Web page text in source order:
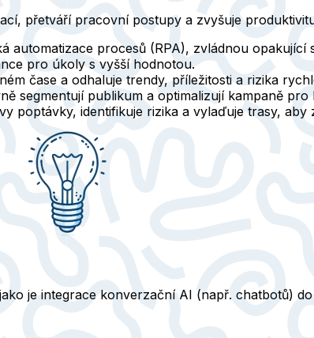
přetváří pracovní postupy a zvyšuje
automatizace procesů (RPA), zvládnou opakující
pro úkoly s vyšší hodnotou.
čase a odhaluje trendy, příležitosti a rizika
segmentují publikum a optimalizují kampaně
poptávky, identifikuje rizika a vylaďuje trasy, aby
je integrace konverzační AI (např. chatbotů)